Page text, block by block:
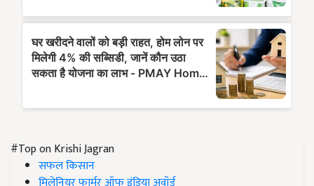
#Top on Krishi Jagran
सफल किसान